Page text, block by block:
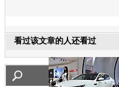
看过该文章的人还看过